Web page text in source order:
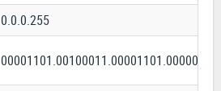
0.0.0.255
00001101.00100011.00001101.00000000